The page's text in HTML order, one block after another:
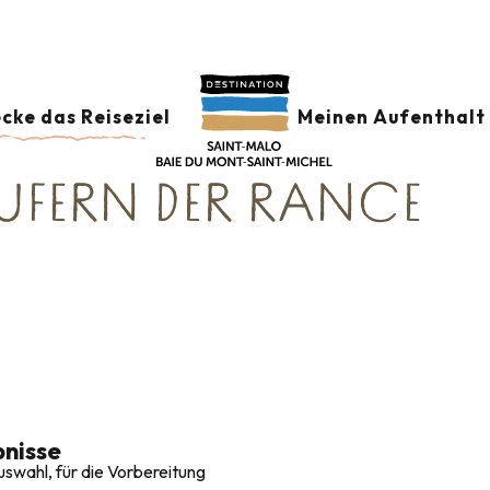
das Reiseziel Meinen
DER UMGEBUNG
DER RANCE
für die Vorbereitung